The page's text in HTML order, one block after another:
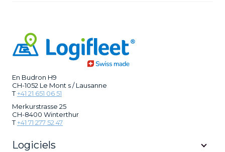
En Budron H9
CH-1052 Le Mont s / Lausanne
T+41 21 651 06 51
Merkurstrasse 25
CH-8400 Winterthur
T+41 71 277 52 47
Logiciels